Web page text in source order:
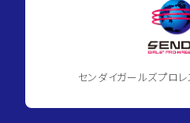
センダイガールズプロレ